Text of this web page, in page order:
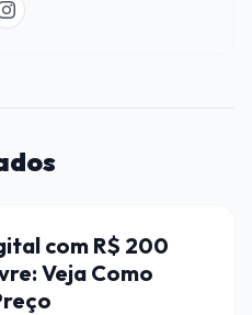
com R$ 200
Veja Como